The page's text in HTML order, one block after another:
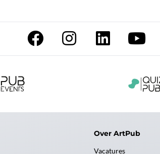
Over ArtPub
Vacatures